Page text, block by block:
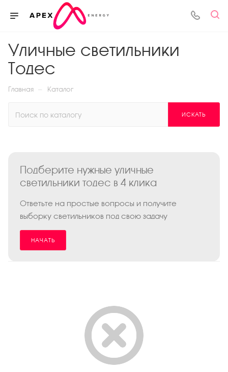
Уличные светильники
Тодес
Главная — Каталог
ИСКАТЬ
Подберите нужные уличные
светильники тодес в 4 клика
Ответьте на простые вопросы и получите
выборку светильников под свою задачу
НАЧАТЬ